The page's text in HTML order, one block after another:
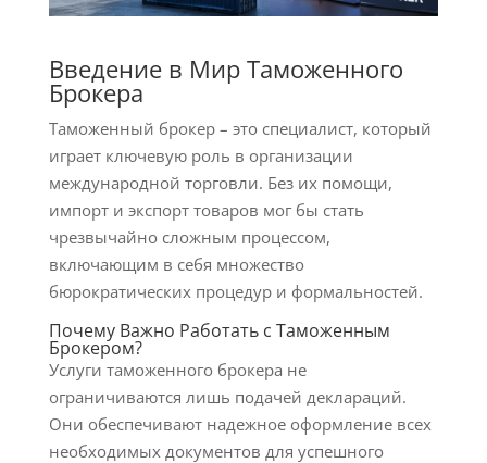
Введение в Мир Таможенного
Брокера
Таможенный брокер – это специалист, который
играет ключевую роль в организации
международной торговли. Без их помощи,
импорт и экспорт товаров мог бы стать
чрезвычайно сложным процессом,
включающим в себя множество
бюрократических процедур и формальностей.
Почему Важно Работать с Таможенным
Брокером?
Услуги таможенного брокера не
ограничиваются лишь подачей деклараций.
Они обеспечивают надежное оформление всех
необходимых документов для успешного